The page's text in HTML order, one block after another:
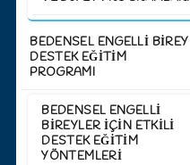
BEDENSEL ENGELLİ BİREY
DESTEK EĞİTİM
PROGRAMI
BEDENSEL ENGELLI
BIREYLER İÇIN ETKILI
DESTEK EĞITIM
YÖNTEMLERI